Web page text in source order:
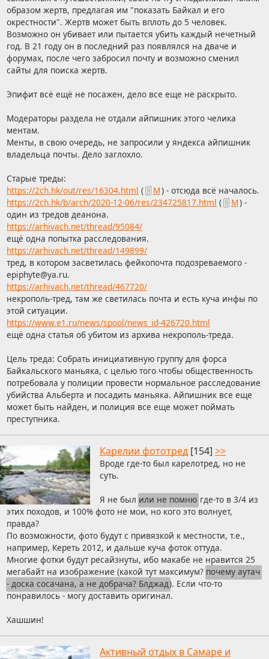
образом жертв, предлагая им "показать Байкал и его
окрестности". Жертв может быть вплоть до 5 человек.
Возможно он убивает или пытается убить каждый нечетный
год. В 21 году он в последний раз появлялся на дваче и
форумах, после чего забросил почту и возможно сменил
сайты для поиска жертв.
Эпифит всё ещё не посажен, дело все еще не раскрыто.
Модераторы раздела не отдали айпишник этого челика
ментам.
Менты, в свою очередь, не запросили у яндекса айпишник
владельца почты. Дело заглохло.
Старые треды:
https://2ch.hk/out/res/16304.html ( М) - отсюда всё началось.
https://2ch.hk/b/arch/2020-12-06/res/234725817.html ( М) -
один из тредов деанона.
https://arhivach.net/thread/95084/
ещё одна попытка расследования.
https://arhivach.net/thread/149899/
тред, в котором засветилась фейкопочта подозреваемого -
epiphyte
A
N
U
S
ya
P
U
N
C
T
M
ru.
https://arhivach.net/thread/467720/
некрополь-тред, там же светилась почта и есть куча инфы по
этой ситуации.
https://www.e1.ru/news/spool/news_id-426720.html
ещё одна статья об убитом из архива некрополь-треда.
Цель треда: Собрать инициативную группу для форса
Байкальского маньяка, с целью того чтобы общественность
потребовала у полиции провести нормальное расследование
убийства Альберта и посадить маньяка. Айпишник все еще
может быть найден, и полиция все еще может поймать
преступника.
Карелии фототред [154] >>
Вроде где-то был карелотред, но не
суть.
Я не был или не помню где-то в 3/4 из
этих походов, и 100% фото не мои, но кого это волнует,
правда?
По возможности, фото будут с привязкой к местности, т.е.,
например, Кереть 2012, и дальше куча фоток оттуда.
Многие фотки будут ресайзнуты, ибо макабе не нравится 25
мегабайт на изображение (какой тут максимум? почему аутач
- доска сосачана, а не добрача? Блджад). Если что-то
понравилось - могу доставить оригинал.
Хашшин!
Активный отдых в Самаре и